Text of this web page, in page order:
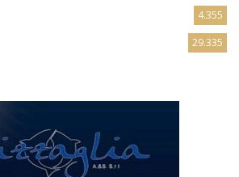
314
4.355